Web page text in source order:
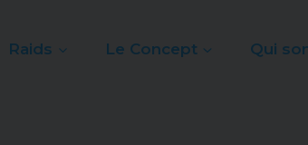
Raids Le Concept Qui